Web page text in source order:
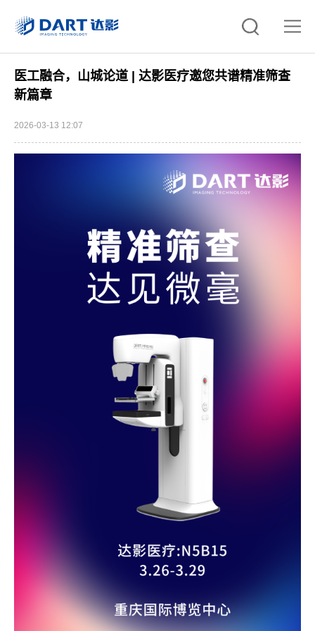
医工融合，山城论道 | 达影医疗邀您共谱精准筛查
新篇章
2026-03-13 12:07